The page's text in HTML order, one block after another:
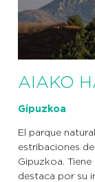
AIAKO
Gipuzkoa
El parque
estribaciones
Gipuzkoa.
destaca por su